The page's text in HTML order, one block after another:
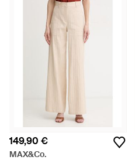
149,90 €
MAX&Co.